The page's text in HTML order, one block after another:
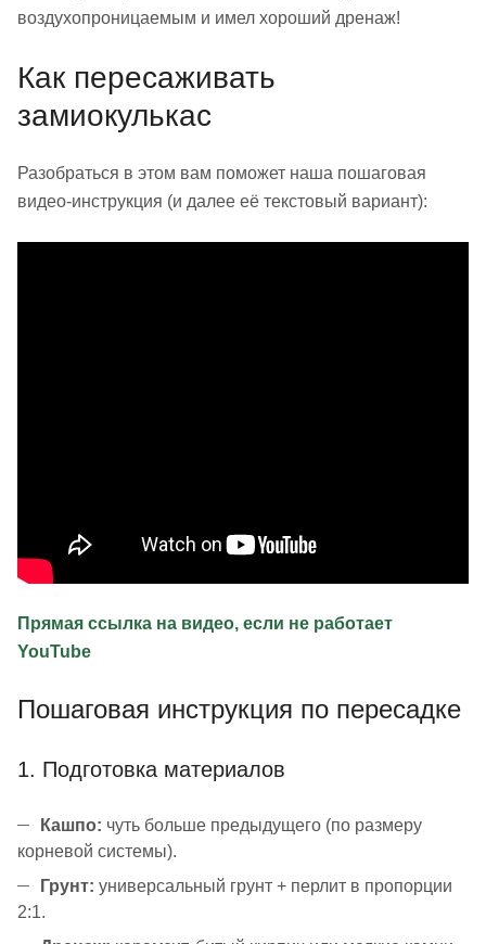
воздухопроницаемым и имел хороший дренаж!
Как пересаживать
замиокулькас
Разобраться в этом вам поможет наша пошаговая
видео-инструкция (и далее её текстовый вариант):
Прямая ссылка на видео, если не работает
YouTube
Пошаговая инструкция по пересадке
1. Подготовка материалов
Кашпо: чуть больше предыдущего (по размеру
корневой системы).
Грунт: универсальный грунт + перлит в пропорции
2:1.